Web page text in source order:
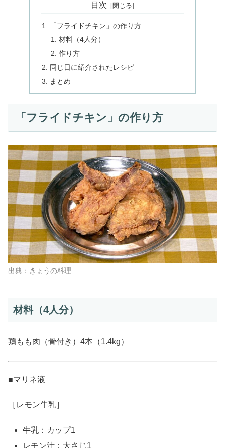
目次
「フライドチキン」の作り方
材料（4人分）
作り方
同じ日に紹介されたレシピ
まとめ
「フライドチキン」の作り方
出典：きょうの料理
材料（4人分）
鶏もも肉（骨付き）4本（1.4kg）
■マリネ液
［レモン牛乳］
牛乳：カップ1
レモン汁：大さじ1